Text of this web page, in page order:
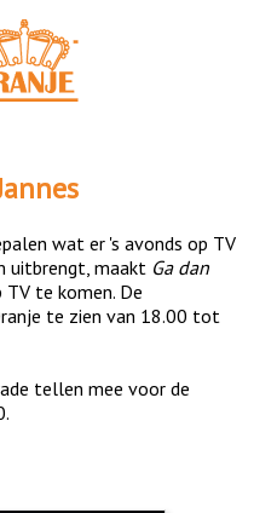
wat er 's avonds op TV
uitbrengt, maakt Ga dan
te komen. De
te zien van 18.00 tot
tellen mee voor de